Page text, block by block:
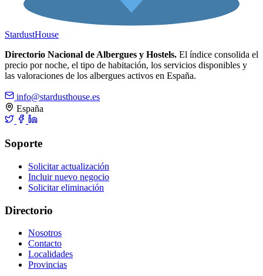
StardustHouse
Directorio Nacional de Albergues y Hostels. El índice consolida el
precio por noche, el tipo de habitación, los servicios disponibles y
las valoraciones de los albergues activos en España.
info@stardusthouse.es
España
Soporte
Solicitar actualización
Incluir nuevo negocio
Solicitar eliminación
Directorio
Nosotros
Contacto
Localidades
Provincias